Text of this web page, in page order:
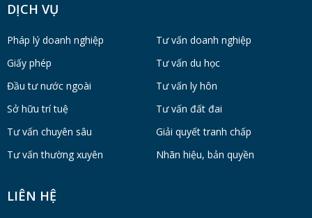
DỊCH VỤ
Pháp lý doanh nghiệp
Giấy phép
Đầu tư nước ngoài
Sở hữu trí tuệ
Tư vấn chuyên sâu
Tư vấn thường xuyên
Tư vấn doanh nghiệp
Tư vấn du học
Tư vấn ly hôn
Tư vấn đất đai
Giải quyết tranh chấp
Nhãn hiệu, bản quyền
LIÊN HỆ